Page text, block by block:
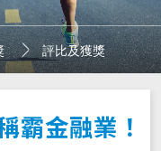
評比及獲獎
霸金融業！